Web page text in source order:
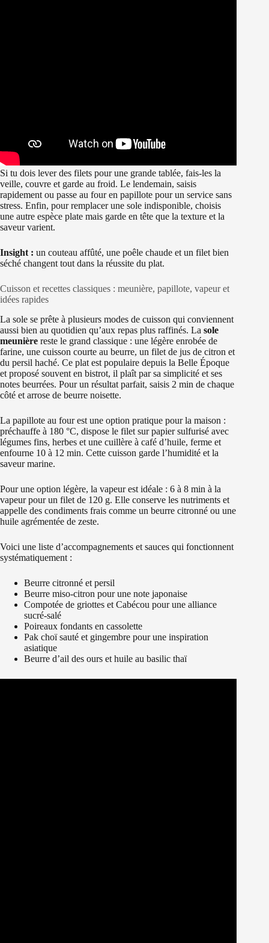
Si tu dois lever des filets pour une grande tablée, fais-les la
veille, couvre et garde au froid. Le lendemain, saisis
rapidement ou passe au four en papillote pour un service sans
stress. Enfin, pour remplacer une sole indisponible, choisis
une autre espèce plate mais garde en tête que la texture et la
saveur varient.
Insight : un couteau affûté, une poêle chaude et un filet bien
séché changent tout dans la réussite du plat.
Cuisson et recettes classiques : meunière, papillote, vapeur et
idées rapides
La sole se prête à plusieurs modes de cuisson qui conviennent
aussi bien au quotidien qu’aux repas plus raffinés. La sole
meunière reste le grand classique : une légère enrobée de
farine, une cuisson courte au beurre, un filet de jus de citron et
du persil haché. Ce plat est populaire depuis la Belle Époque
et proposé souvent en bistrot, il plaît par sa simplicité et ses
notes beurrées. Pour un résultat parfait, saisis 2 min de chaque
côté et arrose de beurre noisette.
La papillote au four est une option pratique pour la maison :
préchauffe à 180 °C, dispose le filet sur papier sulfurisé avec
légumes fins, herbes et une cuillère à café d’huile, ferme et
enfourne 10 à 12 min. Cette cuisson garde l’humidité et la
saveur marine.
Pour une option légère, la vapeur est idéale : 6 à 8 min à la
vapeur pour un filet de 120 g. Elle conserve les nutriments et
appelle des condiments frais comme un beurre citronné ou une
huile agrémentée de zeste.
Voici une liste d’accompagnements et sauces qui fonctionnent
systématiquement :
Beurre citronné et persil
Beurre miso-citron pour une note japonaise
Compotée de griottes et Cabécou pour une alliance
sucré-salé
Poireaux fondants en cassolette
Pak choï sauté et gingembre pour une inspiration
asiatique
Beurre d’ail des ours et huile au basilic thaï